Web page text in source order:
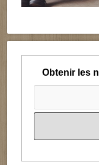
Obtenir les